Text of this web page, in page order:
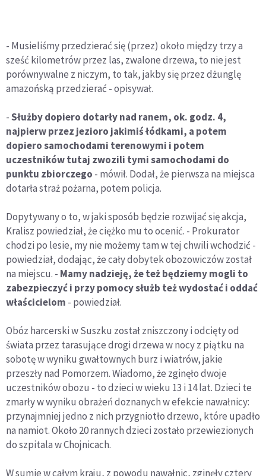
- Musieliśmy przedzierać się (przez) około między trzy a
sześć kilometrów przez las, zwalone drzewa, to nie jest
porównywalne z niczym, to tak, jakby się przez dżunglę
amazońską przedzierać - opisywał.
-Służby dopiero dotarły nad ranem, ok. godz. 4,
najpierw przez jezioro jakimiś łódkami, a potem
dopiero samochodami terenowymi i potem
uczestników tutaj zwozili tymi samochodami do
punktu zbiorczego - mówił. Dodał, że pierwsza na miejsca
dotarła straż pożarna, potem policja.
Dopytywany o to, w jaki sposób będzie rozwijać się akcja,
Kralisz powiedział, że ciężko mu to ocenić. - Prokurator
chodzi po lesie, my nie możemy tam w tej chwili wchodzić -
powiedział, dodając, że cały dobytek obozowiczów został
na miejscu. - Mamy nadzieję, że też będziemy mogli to
zabezpieczyć i przy pomocy służb też wydostać i oddać
właścicielom - powiedział.
Obóz harcerski w Suszku został zniszczony i odcięty od
świata przez tarasujące drogi drzewa w nocy z piątku na
sobotę w wyniku gwałtownych burz i wiatrów, jakie
przeszły nad Pomorzem. Wiadomo, że zginęło dwoje
uczestników obozu - to dzieci w wieku 13 i 14 lat. Dzieci te
zmarły w wyniku obrażeń doznanych w efekcie nawałnicy:
przynajmniej jedno z nich przygniotło drzewo, które upadło
na namiot. Około 20 rannych dzieci zostało przewiezionych
do szpitala w Chojnicach.
W sumie w całym kraju, z powodu nawałnic, zginęły cztery